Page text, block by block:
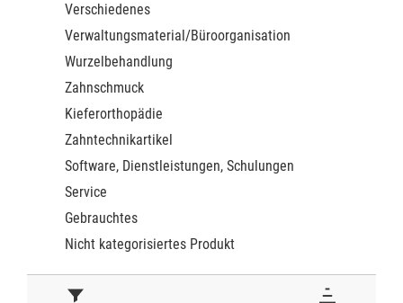
Verschiedenes
Verwaltungsmaterial/Büroorganisation
Wurzelbehandlung
Zahnschmuck
Kieferorthopädie
Zahntechnikartikel
Software, Dienstleistungen, Schulungen
Service
Gebrauchtes
Nicht kategorisiertes Produkt